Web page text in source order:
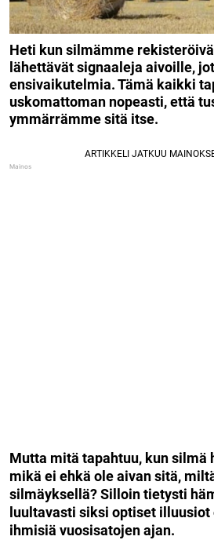
Heti kun silmämme
lähettävät signaaleja aivoille,
ensivaikutelmia. Tämä kaikki
uskomattoman nopeasti, että
ymmärrämme sitä itse.
Mutta mitä tapahtuu, kun silmä
mikä ei ehkä ole aivan sitä,
silmäyksellä? Silloin tietysti
luultavasti siksi optiset
ihmisiä vuosisatojen ajan.